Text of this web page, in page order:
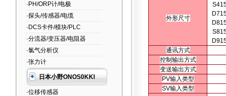
·PH/ORP计/电极
·探头/传感器/电缆
·DCS卡件/模块/PLC
·分流器/变压器/电阻器
·氯气分析仪
·张力计
日本小野ONOS0KKI
·位移传感器
外形尺寸
通讯方式
控制输出方式
变送输出方式
PV输入类型
SV输入类型